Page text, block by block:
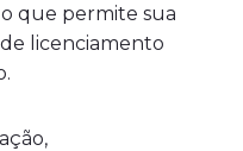
que permite sua
licenciamento